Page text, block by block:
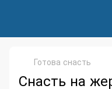
Готова снасть
Снасть на